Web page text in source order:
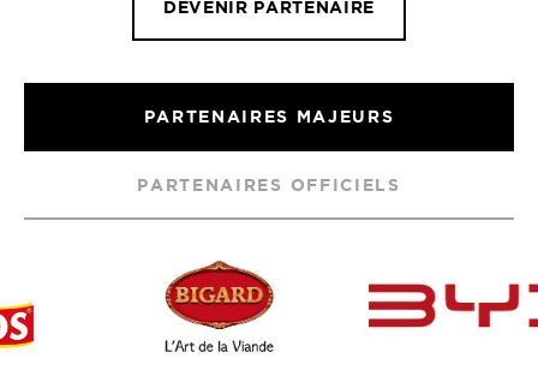
DEVENIR PARTENAIRE
PARTENAIRES MAJEURS
PARTENAIRES OFFICIELS